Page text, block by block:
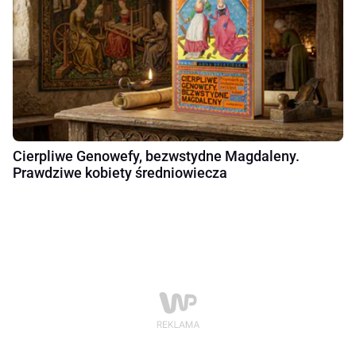
Cierpliwe Genowefy, bezwstydne Magdaleny.
Prawdziwe kobiety średniowiecza